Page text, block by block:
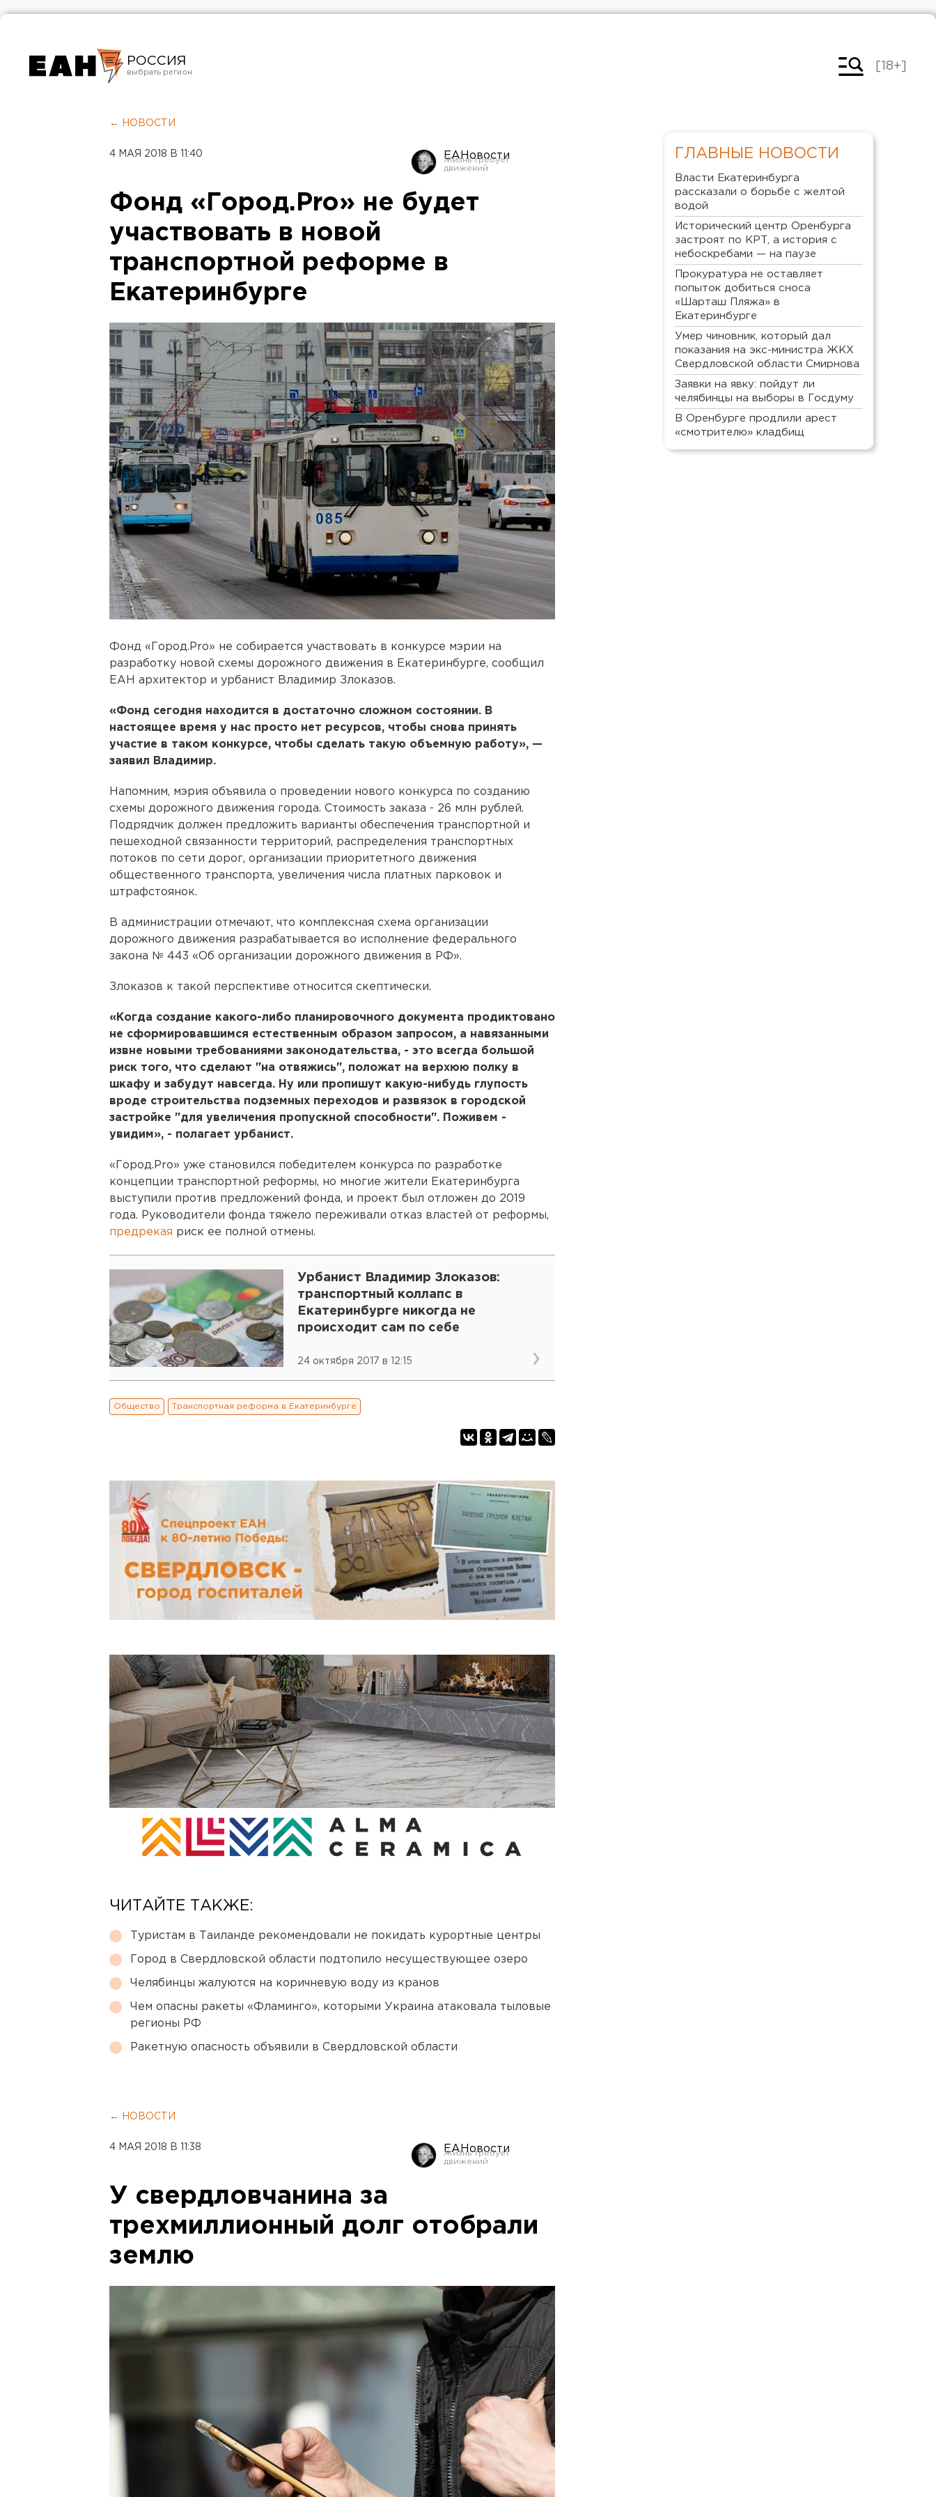
РОССИЯ
Челябинск
[18+]
← НОВОСТИ
4 МАЯ 2018 В 11:40 ЕАНовости
Фонд «Город.Pro» не будет
участвовать в новой
транспортной реформе в
Екатеринбурге
Фонд «Город.Pro» не собирается участвовать в конкурсе мэрии на
разработку новой схемы дорожного движения в Екатеринбурге, сообщил
ЕАН архитектор и урбанист Владимир Злоказов.
«Фонд сегодня находится в достаточно сложном состоянии. В
настоящее время у нас просто нет ресурсов, чтобы снова принять
участие в таком конкурсе, чтобы сделать такую объемную работу», —
заявил Владимир.
Напомним, мэрия объявила о проведении нового конкурса по созданию
схемы дорожного движения города. Стоимость заказа - 26 млн рублей.
Подрядчик должен предложить варианты обеспечения транспортной и
пешеходной связанности территорий, распределения транспортных
потоков по сети дорог, организации приоритетного движения
общественного транспорта, увеличения числа платных парковок и
штрафстоянок.
В администрации отмечают, что комплексная схема организации
дорожного движения разрабатывается во исполнение федерального
закона № 443 «Об организации дорожного движения в РФ».
Злоказов к такой перспективе относится скептически.
«Когда создание какого-либо планировочного документа продиктовано
не сформировавшимся естественным образом запросом, а навязанными
извне новыми требованиями законодательства, - это всегда большой
риск того, что сделают "на отвяжись", положат на верхюю полку в
шкафу и забудут навсегда. Ну или пропишут какую-нибудь глупость
вроде строительства подземных переходов и развязок в городской
застройке "для увеличения пропускной способности". Поживем -
увидим», - полагает урбанист.
«Город.Pro» уже становился победителем конкурса по разработке
концепции транспортной реформы, но многие жители Екатеринбурга
выступили против предложений фонда, и проект был отложен до 2019
года. Руководители фонда тяжело переживали отказ властей от реформы,
предрекая риск ее полной отмены.
Урбанист Владимир Злоказов:
транспортный коллапс в
Екатеринбурге никогда не
происходит сам по себе
24 октября 2017 в 12:15
Общество Транспортная реформа в Екатеринбурге
ЧИТАЙТЕ ТАКЖЕ:
Туристам в Таиланде рекомендовали не покидать курортные центры
Город в Свердловской области подтопило несуществующее озеро
Челябинцы жалуются на коричневую воду из кранов
Чем опасны ракеты «Фламинго», которыми Украина атаковала тыловые
регионы РФ
Ракетную опасность объявили в Свердловской области
← НОВОСТИ
4 МАЯ 2018 В 11:38 ЕАНовости
У свердловчанина за
трехмиллионный долг отобрали
землю
ГЛАВНЫЕ НОВОСТИ
Власти Екатеринбурга
рассказали о борьбе с желтой
водой
Исторический центр Оренбурга
застроят по КРТ, а история с
небоскребами — на паузе
Прокуратура не оставляет
попыток добиться сноса
«Шарташ Пляжа» в
Екатеринбурге
Умер чиновник, который дал
показания на экс-министра ЖКХ
Свердловской области Смирнова
Заявки на явку: пойдут ли
челябинцы на выборы в Госдуму
В Оренбурге продлили арест
«смотрителю» кладбищ